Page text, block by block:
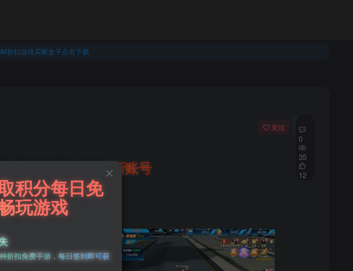
折扣游戏买断盒子点击下载
关注 私信
0
35
12
充值福利注意注册新账号
联系客服购买
积分每日免
玩游戏
折扣免费手游，每日签到即可获